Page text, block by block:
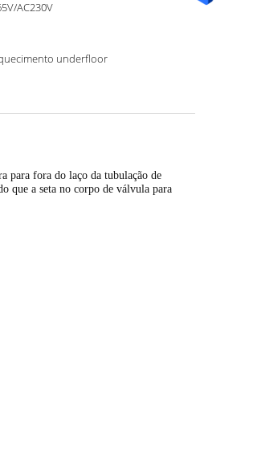
AC230V
underfloor
para fora do laço da tubulação de
que a seta no corpo de válvula para